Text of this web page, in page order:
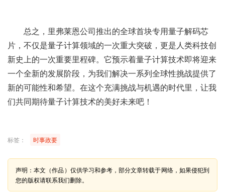
总之，里弗莱恩公司推出的全球首块专用量子解码芯
片，不仅是量子计算领域的一次重大突破，更是人类科技创
新史上的一次重要里程碑。它预示着量子计算技术即将迎来
一个全新的发展阶段，为我们解决一系列全球性挑战提供了
新的可能性和希望。在这个充满挑战与机遇的时代里，让我
们共同期待量子计算技术的美好未来吧！
标签： 时事政要
声明：本文（作品）仅供学习和参考，部分文章转载于网络，如果侵犯到
您的版权请联系我们删除。